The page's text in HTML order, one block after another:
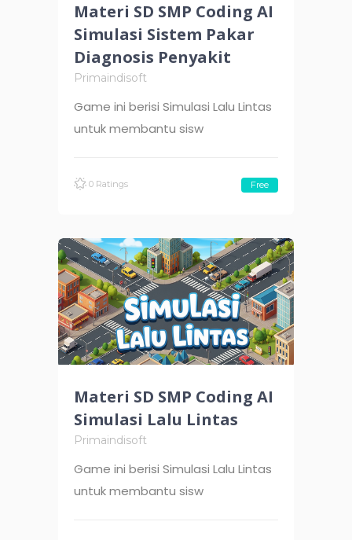
Materi SD SMP Coding AI
Simulasi Sistem Pakar
Diagnosis Penyakit
Primaindisoft
Game ini berisi Simulasi Lalu Lintas
untuk membantu sisw
0 Ratings Free
Materi SD SMP Coding AI
Simulasi Lalu Lintas
Primaindisoft
Game ini berisi Simulasi Lalu Lintas
untuk membantu sisw